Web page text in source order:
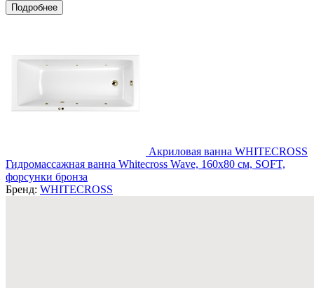
Подробнее
Акриловая ванна WHITECROSS
Гидромассажная ванна Whitecross Wave, 160x80 см, SOFT,
форсунки бронза
Бренд: WHITECROSS